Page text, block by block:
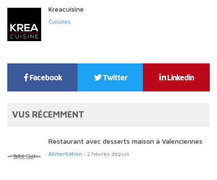
Kreacuisine
Cuisines
Facebook Twitter Linkedin
VUS RÉCEMMENT
Restaurant avec desserts maison à Valenciennes
Alimentation - 2 heures depuis